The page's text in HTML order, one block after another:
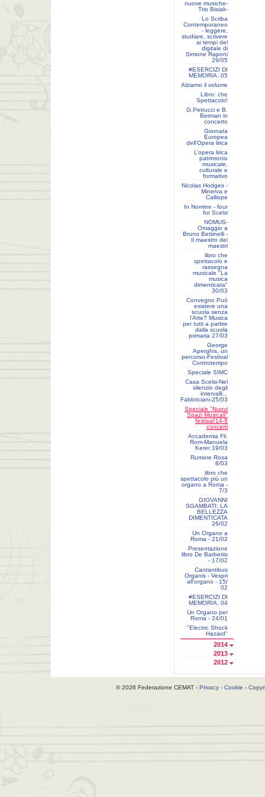
nuove musiche-
Trio Bisiak-
Lo Scriba
Contemporaneo
- leggere,
studiare, scrivere
ai tempi del
digitale di
Simone Raponi
29/05
#ESERCIZI DI
MEMORIA. 05
Alziamo il volume
Libro: che
Spettacolo!
G.Petrucci e B.
Berman in
concerto
Giornata
Europea
dell'Opera lirica
L’opera lirica
patrimonio
musicale,
culturale e
formativo
Nicolas Hodges -
Minerva e
Calliope
In Nomine - four
for Scelsi
NOMUS-
Omaggio a
Bruno Bettinelli -
Il maestro dei
maestri
libro che
spettacolo e
rassegna
musicale "La
musica
dimenticata"
30/03
Convegno Può
esistere una
scuola senza
l’Arte? Musica
per tutti a partire
dalla scuola
primaria 27/03
George
Aperghis, un
percorso-Festival
Controtempo
Speciale SIMC
Casa Scelsi-Nel
silenzio degli
intervalli...
Fabbriciani-25/03
Speciale "Nuovi
Spazi Musicali"
festival'14-5
concerti
Accademia Fil.
Rom-Manuela
Kerer 19/03
Rumore Rosa
8/03
libro che
spettacolo più un
organo a Roma -
7/3
GIOVANNI
SGAMBATI: LA
BELLEZZA
DIMENTICATA
26/02
Un Organo a
Roma - 21/02
Presentazione
libro De Barberiis
- 17/02
Cantantibus
Organis - Vespri
all'organo - 15/
02
#ESERCIZI DI
MEMORIA. 04
Un Organo per
Roma - 24/01
"Electric Shock
Hazard"
2014
2013
2012
© 2026 Federazione CEMAT - Privacy- Cookie -